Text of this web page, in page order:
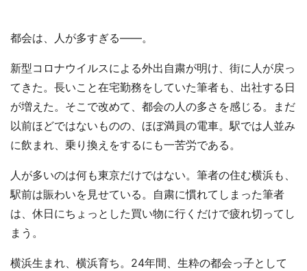
都会は、人が多すぎる――。
新型コロナウイルスによる外出自粛が明け、街に人が戻っ
てきた。長いこと在宅勤務をしていた筆者も、出社する日
が増えた。そこで改めて、都会の人の多さを感じる。まだ
以前ほどではないものの、ほぼ満員の電車。駅では人並み
に飲まれ、乗り換えをするにも一苦労である。
人が多いのは何も東京だけではない。筆者の住む横浜も、
駅前は賑わいを見せている。自粛に慣れてしまった筆者
は、休日にちょっとした買い物に行くだけで疲れ切ってし
まう。
横浜生まれ、横浜育ち。24年間、生粋の都会っ子として